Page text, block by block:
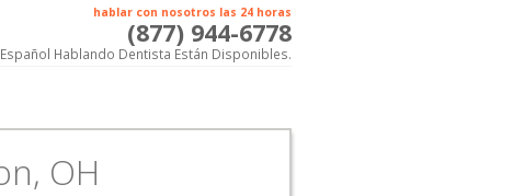
hablar con nosotros las 24 horas
(877) 944-6778
Español Hablando Dentista Están Disponibles.
OH